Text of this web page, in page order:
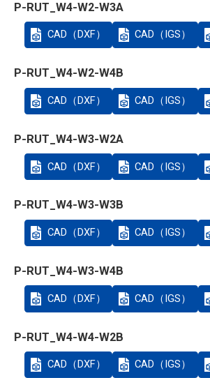
P-RUT_W4-W2-W3A
CAD（DXF） CAD（IGS）
P-RUT_W4-W2-W4B
CAD（DXF） CAD（IGS）
P-RUT_W4-W3-W2A
CAD（DXF） CAD（IGS）
P-RUT_W4-W3-W3B
CAD（DXF） CAD（IGS）
P-RUT_W4-W3-W4B
CAD（DXF） CAD（IGS）
P-RUT_W4-W4-W2B
CAD（DXF） CAD（IGS）